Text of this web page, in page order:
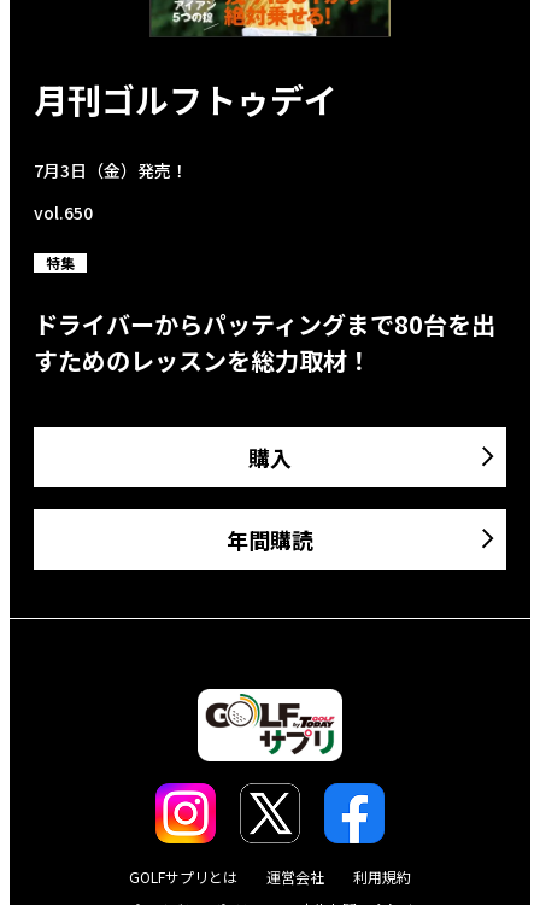
月刊ゴルフトゥデイ
7月3日（金）発売！
vol.650
特集
ドライバーからパッティングまで80台を出
すためのレッスンを総力取材！
購入
年間購読
GOLFサプリとは 運営会社
利用規約